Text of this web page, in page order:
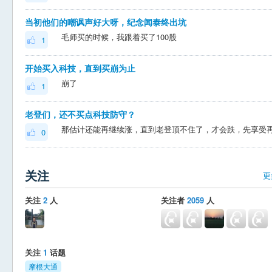
当初他们的嘲讽声好大呀，纪念闻泰终出坑
1 毛师买的时候，我跟着买了100股
开始买入科技，直到买崩为止
1 崩了
老登们，还不买点科技防守？
0 那估计还能再继续涨，直到老登顶不住了，才会跌，先享受
关注
关注 2 人 关注者 2059 人
关注 1 话题
摩根大通